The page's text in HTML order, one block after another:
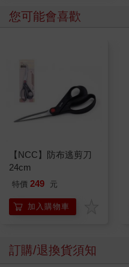
您可能會喜歡
【NCC】防布逃剪刀
24cm
特價 249 元
加入購物車
訂購/退換貨須知